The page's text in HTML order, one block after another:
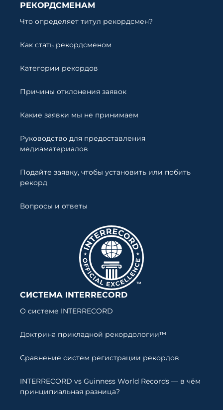
РЕКОРДСМЕНАМ
Что определяет титул рекордсмен?
Как стать рекордсменом
Категории рекордов
Причины отклонения заявок
Какие заявки мы не принимаем
Руководство для предоставления
медиаматериалов
Подайте заявку, чтобы установить или побить
рекорд
Вопросы и ответы
СИСТЕМА INTERRECORD
О системе INTERRECORD
Доктрина прикладной рекордологии™
Сравнение систем регистрации рекордов
INTERRECORD vs Guinness World Records — в чём
принципиальная разница?